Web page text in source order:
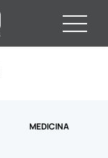
MEDICINA